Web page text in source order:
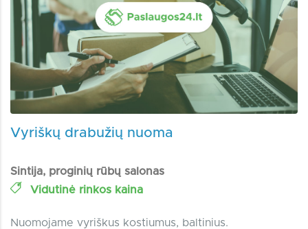
Vyriškų drabužių nuoma
Sintija, proginių rūbų salonas
Vidutinė rinkos kaina
Nuomojame vyriškus kostiumus, baltinius.